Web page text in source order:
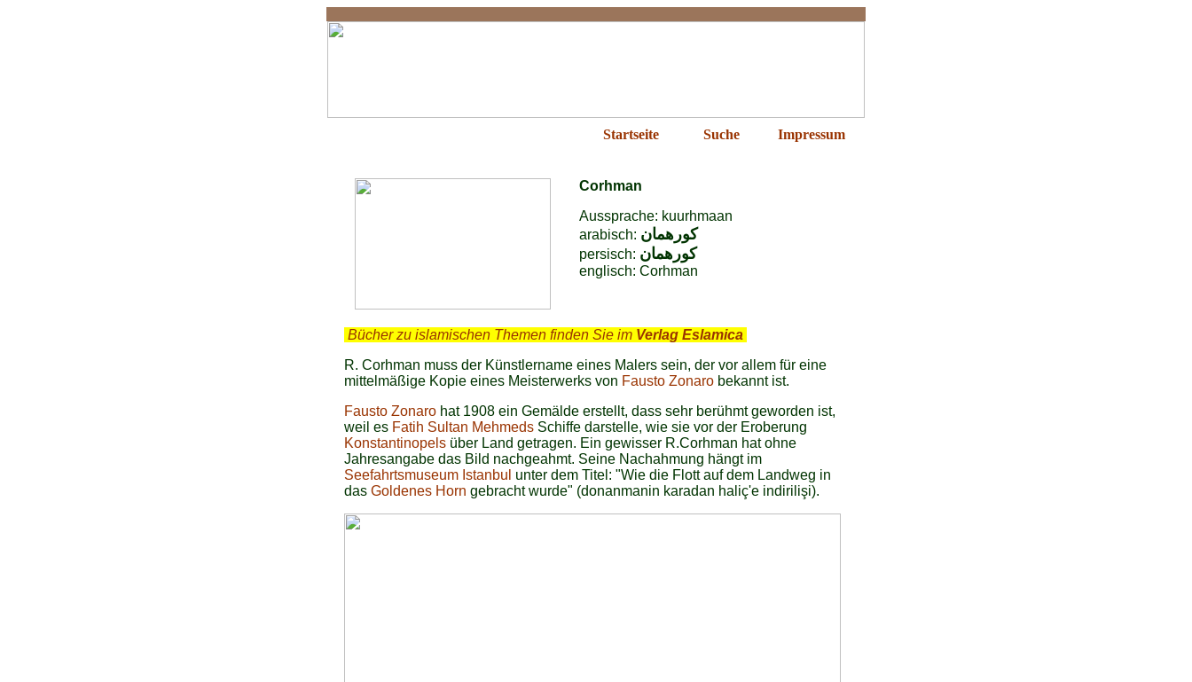
Startseite Suche Impressum
Corhman
Aussprache: kuurhmaan
arabisch: كورهمان
persisch: كورهمان
englisch: Corhman
Bücher zu islamischen Themen finden Sie im Verlag Eslamica
R. Corhman muss der Künstlername eines Malers sein, der vor allem für eine
mittelmäßige Kopie eines Meisterwerks von Fausto Zonaro bekannt ist.
Fausto Zonaro hat 1908 ein Gemälde erstellt, dass sehr berühmt geworden ist,
weil es Fatih Sultan Mehmeds Schiffe darstelle, wie sie vor der Eroberung
Konstantinopels über Land getragen. Ein gewisser R.Corhman hat ohne
Jahresangabe das Bild nachgeahmt. Seine Nachahmung hängt im
Seefahrtsmuseum Istanbul unter dem Titel: "Wie die Flott auf dem Landweg in
das Goldenes Horn gebracht wurde" (donanmanin karadan haliç'e indirilişi).